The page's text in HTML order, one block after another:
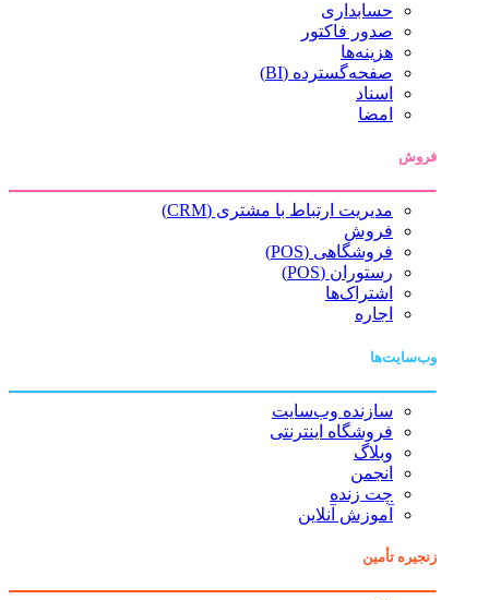
حسابداری
صدور فاکتور
هزینه‌ها
صفحه‌گسترده (BI)
اسناد
امضا
فروش
مدیریت ارتباط با مشتری (CRM)
فروش
فروشگاهی (POS)
رستوران (POS)
اشتراک‌ها
اجاره
وب‌سایت‌ها
سازنده وب‌سایت
فروشگاه اینترنتی
وبلاگ
انجمن
چت زنده
آموزش آنلاین
زنجیره تأمین